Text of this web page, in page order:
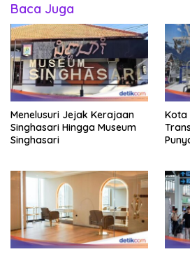
Baca Juga
Menelusuri Jejak Kerajaan
Singhasari Hingga Museum
Singhasari
Kota